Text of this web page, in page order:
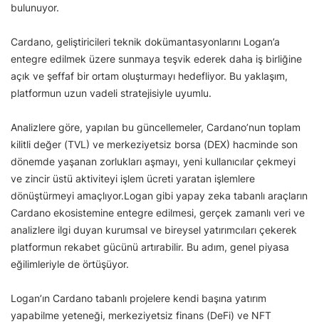
bulunuyor.
Cardano, geliştiricileri teknik dokümantasyonlarını Logan’a
entegre edilmek üzere sunmaya teşvik ederek daha iş birliğine
açık ve şeffaf bir ortam oluşturmayı hedefliyor. Bu yaklaşım,
platformun uzun vadeli stratejisiyle uyumlu.
Analizlere göre, yapılan bu güncellemeler, Cardano’nun toplam
kilitli değer (TVL) ve merkeziyetsiz borsa (DEX) hacminde son
dönemde yaşanan zorlukları aşmayı, yeni kullanıcılar çekmeyi
ve zincir üstü aktiviteyi işlem ücreti yaratan işlemlere
dönüştürmeyi amaçlıyor.Logan gibi yapay zeka tabanlı araçların
Cardano ekosistemine entegre edilmesi, gerçek zamanlı veri ve
analizlere ilgi duyan kurumsal ve bireysel yatırımcıları çekerek
platformun rekabet gücünü artırabilir. Bu adım, genel piyasa
eğilimleriyle de örtüşüyor.
Logan’ın Cardano tabanlı projelere kendi başına yatırım
yapabilme yeteneği, merkeziyetsiz finans (DeFi) ve NFT